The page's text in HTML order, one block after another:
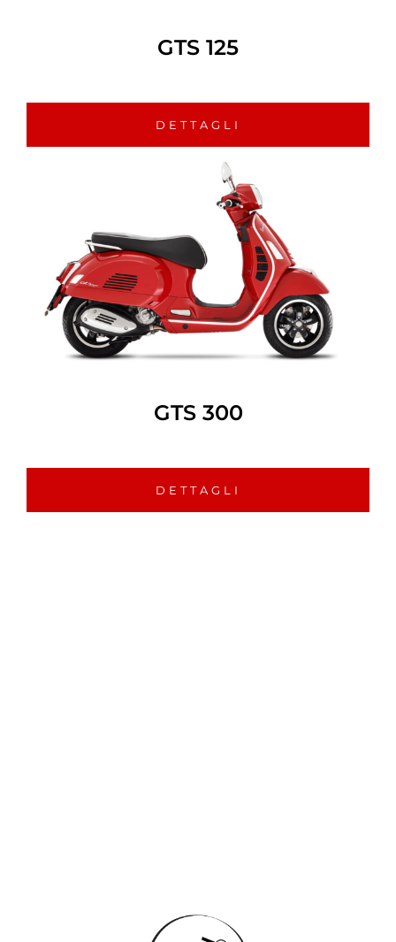
GTS 125
DETTAGLI
GTS 300
DETTAGLI